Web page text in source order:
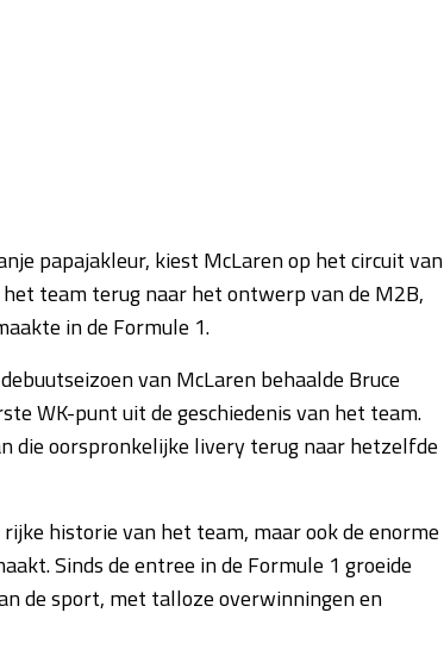
papajakleur, kiest McLaren op het circuit van
team terug naar het ontwerp van de M2B,
in de Formule 1.
van McLaren behaalde Bruce
WK-punt uit de geschiedenis van het team.
die oorspronkelijke livery terug naar hetzelfde
historie van het team, maar ook de enorme
Sinds de entree in de Formule 1 groeide
de sport, met talloze overwinningen en